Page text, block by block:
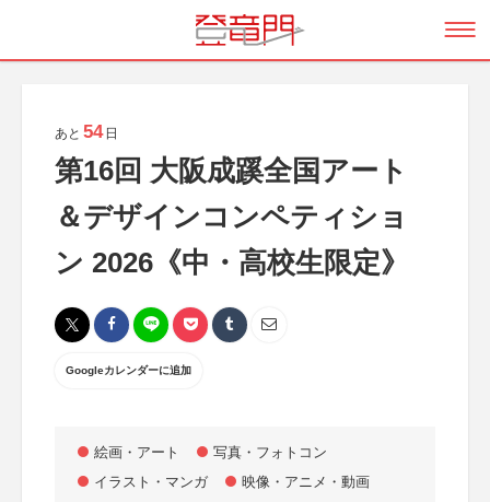
あと 54 日
第16回 大阪成蹊全国アート
＆デザインコンペティショ
ン 2026《中・高校生限定》
Googleカレンダーに追加
絵画・アート
写真・フォトコン
イラスト・マンガ
映像・アニメ・動画